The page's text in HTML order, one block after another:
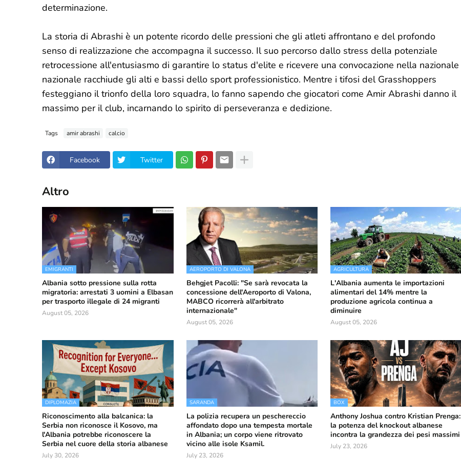
determinazione.
La storia di Abrashi è un potente ricordo delle pressioni che gli atleti affrontano e del profondo
senso di realizzazione che accompagna il successo. Il suo percorso dallo stress della potenziale
retrocessione all'entusiasmo di garantire lo status d'elite e ricevere una convocazione nella nazionale
nazionale racchiude gli alti e bassi dello sport professionistico. Mentre i tifosi del Grasshoppers
festeggiano il trionfo della loro squadra, lo fanno sapendo che giocatori come Amir Abrashi danno il
massimo per il club, incarnando lo spirito di perseveranza e dedizione.
Tags amir abrashi calcio
Facebook Twitter
Altro
EMIGRANTI
Albania sotto pressione sulla rotta
migratoria: arrestati 3 uomini a Elbasan
per trasporto illegale di 24 migranti
August 05, 2026
AEROPORTO DI VALONA
Behgjet Pacolli: "Se sarà revocata la
concessione dell'Aeroporto di Valona,
MABCO ricorrerà all'arbitrato
internazionale"
August 05, 2026
AGRICULTURA
L'Albania aumenta le importazioni
alimentari del 14% mentre la
produzione agricola continua a
diminuire
August 05, 2026
DIPLOMAZIA
Riconoscimento alla balcanica: la
Serbia non riconosce il Kosovo, ma
l'Albania potrebbe riconoscere la
Serbia nel cuore della storia albanese
July 30, 2026
SARANDA
La polizia recupera un peschereccio
affondato dopo una tempesta mortale
in Albania; un corpo viene ritrovato
vicino alle isole Ksamil.
July 23, 2026
BOX
Anthony Joshua contro Kristian Prenga:
la potenza del knockout albanese
incontra la grandezza dei pesi massimi
July 23, 2026